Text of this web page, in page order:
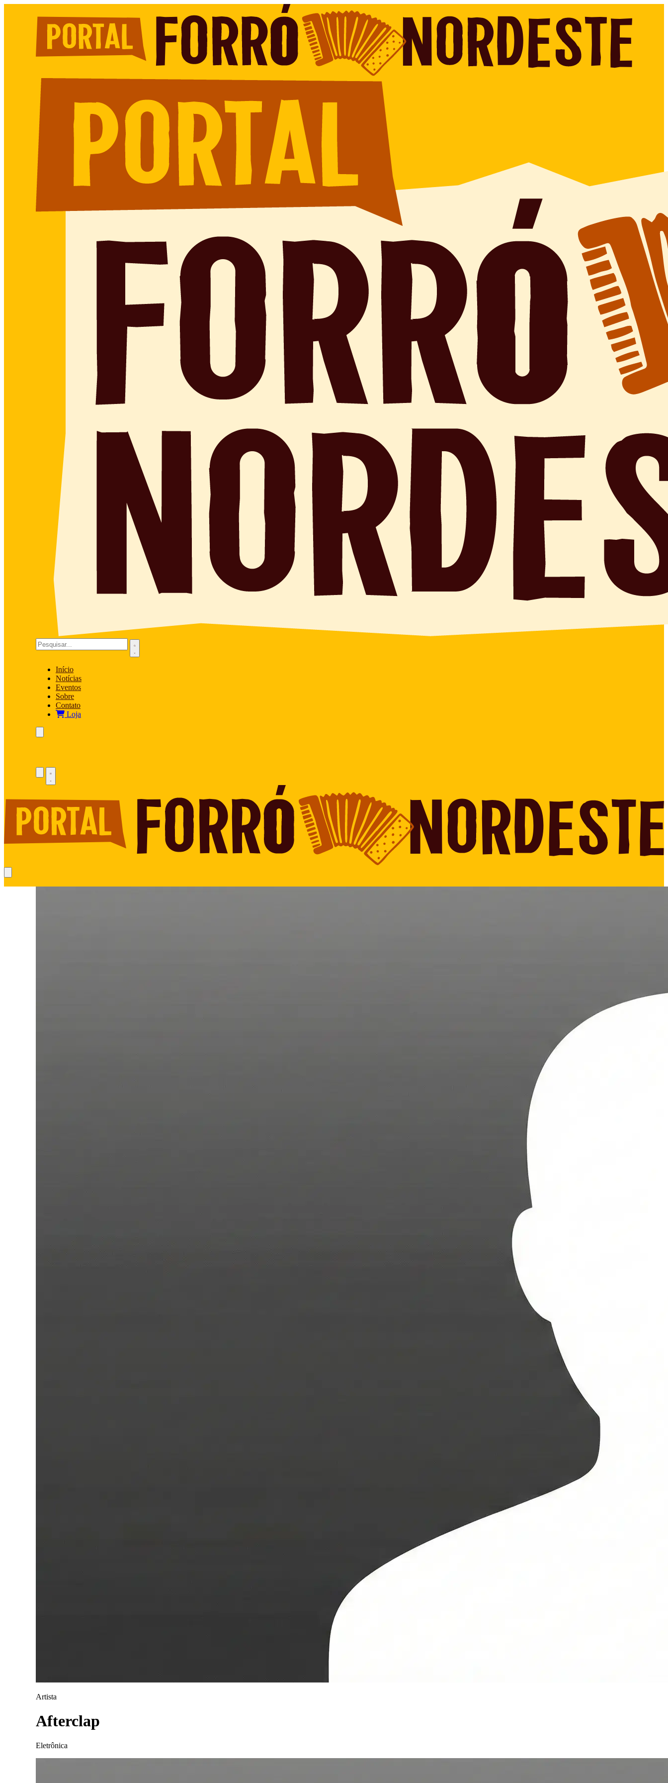
Início
Notícias
Eventos
Sobre
Contato
Loja
Artista
Afterclap
Eletrônica